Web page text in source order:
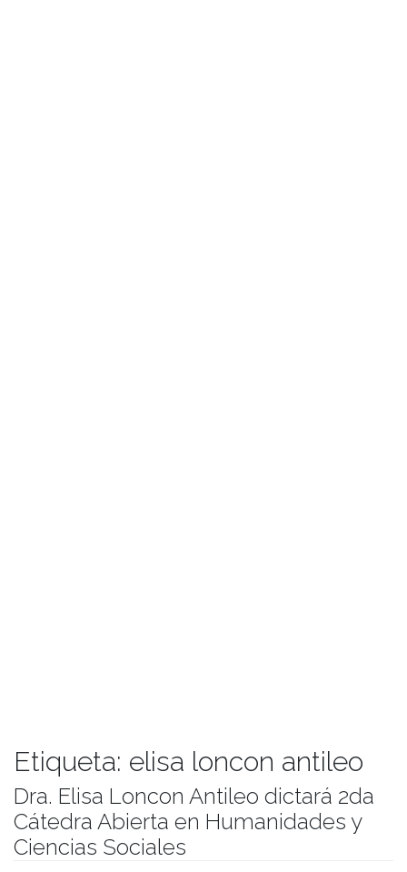
Etiqueta: elisa loncon antileo
Dra. Elisa Loncon Antileo dictará 2da
Cátedra Abierta en Humanidades y
Ciencias Sociales